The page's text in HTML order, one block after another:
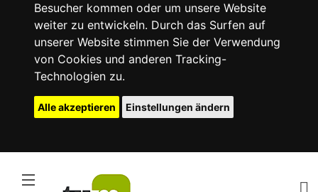
Besucher kommen oder um unsere Website
weiter zu entwickeln. Durch das Surfen auf
unserer Website stimmen Sie der Verwendung
von Cookies und anderen Tracking-
Technologien zu.
Alle akzeptieren Einstellungen ändern